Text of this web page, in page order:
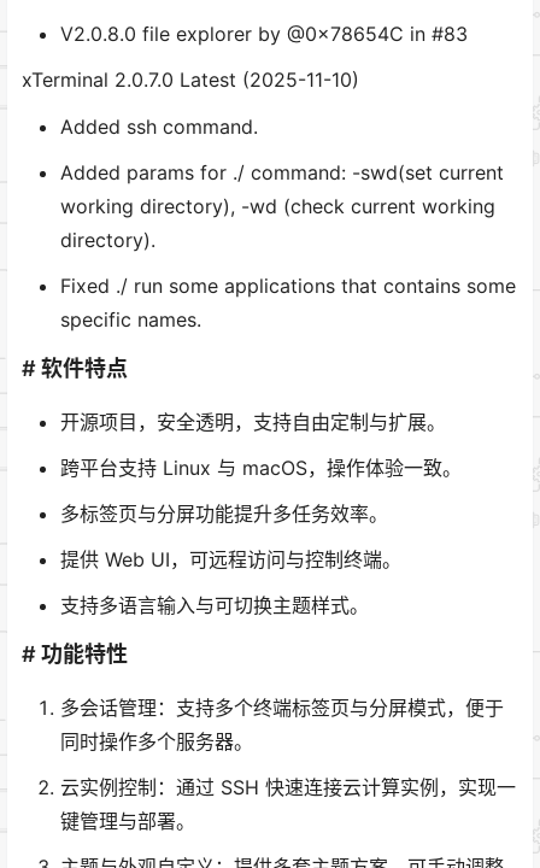
V2.0.8.0 file explorer by @0x78654C in #83
xTerminal 2.0.7.0 Latest (2025-11-10)
Added ssh command.
Added params for ./ command: -swd(set current
working directory), -wd (check current working
directory).
Fixed ./ run some applications that contains some
specific names.
# 软件特点
开源项目，安全透明，支持自由定制与扩展。
跨平台支持 Linux 与 macOS，操作体验一致。
多标签页与分屏功能提升多任务效率。
提供 Web UI，可远程访问与控制终端。
支持多语言输入与可切换主题样式。
# 功能特性
多会话管理：支持多个终端标签页与分屏模式，便于
同时操作多个服务器。
云实例控制：通过 SSH 快速连接云计算实例，实现一
键管理与部署。